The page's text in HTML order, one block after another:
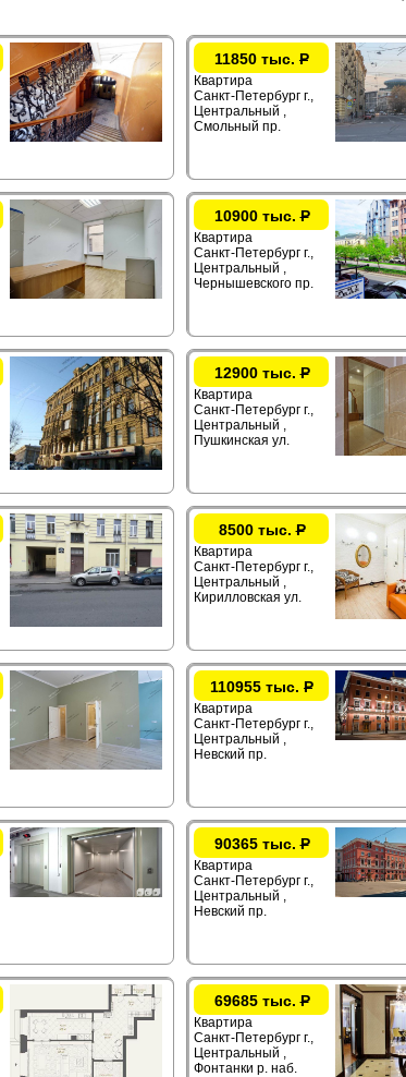
11850 тыс. Р
Квартира
Санкт-Петербург г.,
Центральный ,
Смольный пр.
10900 тыс.Р
Квартира
Санкт-Петербург г.,
Центральный ,
Чернышевского пр.
12900 тыс.Р
Квартира
Санкт-Петербург г.,
Центральный ,
Пушкинская ул.
8500 тыс.Р
Квартира
Санкт-Петербург г.,
Центральный ,
Кирилловская ул.
110955 тыс. Р
Квартира
Санкт-Петербург г.,
Центральный ,
Невский пр.
90365 тыс.Р
Квартира
Санкт-Петербург г.,
Центральный ,
Невский пр.
69685 тыс.Р
Квартира
Санкт-Петербург г.,
Центральный ,
Фонтанки р. наб.